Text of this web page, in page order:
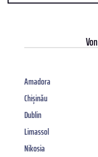
Von
Amadora
Chișinău
Dublin
Limassol
Nikosia